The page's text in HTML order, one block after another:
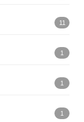
11
1
1
1